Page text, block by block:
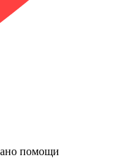
помощи